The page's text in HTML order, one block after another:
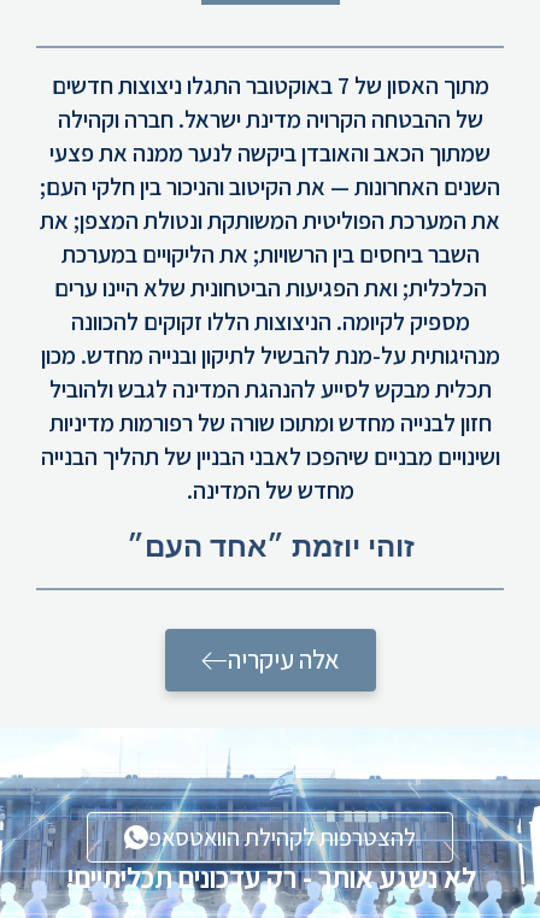
מתוך האסון של 7 באוקטובר התגלו ניצוצות חדשים
של ההבטחה הקרויה מדינת ישראל. חברה וקהילה
שמתוך הכאב והאובדן ביקשה לנער ממנה את פצעי
השנים האחרונות — את הקיטוב והניכור בין חלקי העם;
את המערכת הפוליטית המשותקת ונטולת המצפן; את
השבר ביחסים בין הרשויות; את הליקויים במערכת
הכלכלית; ואת הפגיעות הביטחונית שלא היינו ערים
מספיק לקיומה. הניצוצות הללו זקוקים להכוונה
מנהיגותית על-מנת להבשיל לתיקון ובנייה מחדש. מכון
תכלית מבקש לסייע להנהגת המדינה לגבש ולהוביל
חזון לבנייה מחדש ומתוכו שורה של רפורמות מדיניות
ושינויים מבניים שיהפכו לאבני הבניין של תהליך הבנייה
מחדש של המדינה.
זוהי יוזמת ״אחד העם״
אלה עיקריה
להצטרפות לקהילת הוואטסאפ
לא נשגע אותך - רק עדכונים תכליתיים!